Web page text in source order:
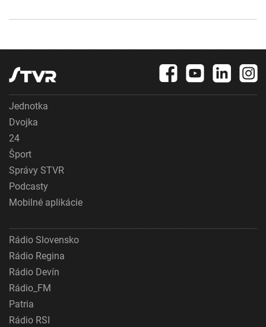
Jednotka
Dvojka
24
Šport
Správy STVR
Podcasty
Mobilné aplikácie
Rádio Slovensko
Rádio Regina
Rádio Devín
Rádio_FM
Patria
Rádio RSI